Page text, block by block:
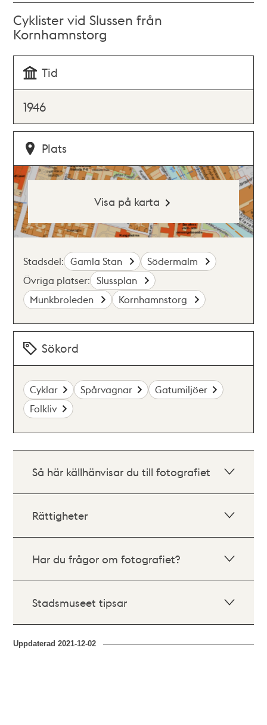
Cyklister vid Slussen från
Kornhamnstorg
Tid
1946
Plats
Visa på karta
Stadsdel: Gamla Stan
Södermalm
Övriga platser: Slussplan
Munkbroleden
Kornhamnstorg
Sökord
Cyklar Spårvagnar
Gatumiljöer
Folkliv
Så här källhänvisar du till fotografiet
Rättigheter
Har du frågor om fotografiet?
Stadsmuseet tipsar
Uppdaterad2021-12-02